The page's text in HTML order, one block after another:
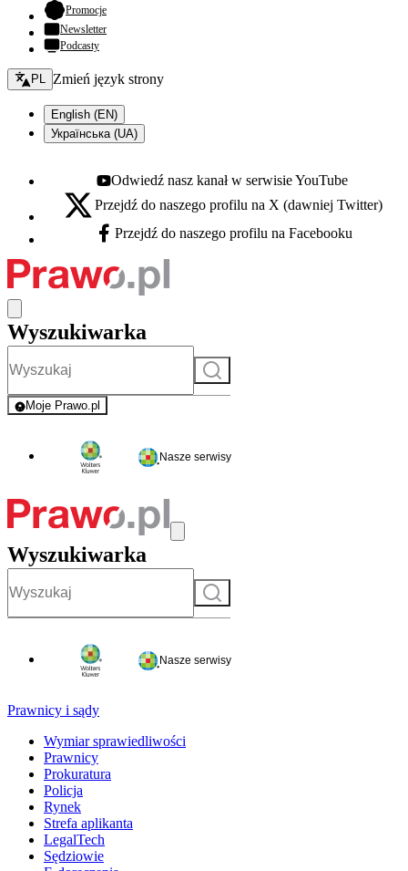
Promocje- otwiera się w nowej karcie
Newsletter
Podcasty
Zmień język - bieżący:
PL Zmień język strony
English (EN)
Українська (UA)
Youtube - otwiera się w nowej karcie
Odwiedź nasz kanał w serwisie YouTube
X - otwiera się w nowej karcie
Przejdź do naszego profilu na X (dawniej Twitter)
Facebook - otwiera się w nowej karcie
Przejdź do naszego profilu na Facebooku
Wyszukiwarka
Szukaj
Moje Prawo.pl
- rejestracja i logowanie do serwisu
Nasze serwisy
Wyszukiwarka
Szukaj
Nasze serwisy
Prawnicy i sądy
Wymiar sprawiedliwości
Prawnicy
Prokuratura
Policja
Rynek
Strefa aplikanta
LegalTech
Sędziowie